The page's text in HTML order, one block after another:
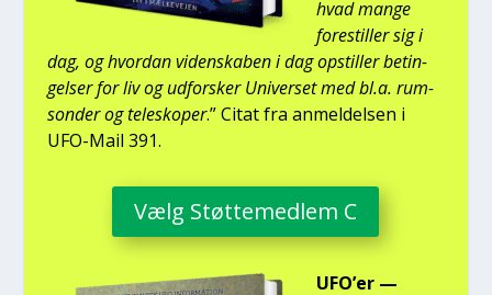
hvad man­ge
fore­stil­ler sig i
dag, og hvor­dan viden­ska­ben i dag opstil­ler betin­
gel­ser for liv og udfor­sker Uni­ver­set med bl.a. rum­
son­der og telesko­per.” Citat fra anmel­del­sen i
UFO-Mail 391.
Vælg Støt­te­med­lem C
UFO’er —